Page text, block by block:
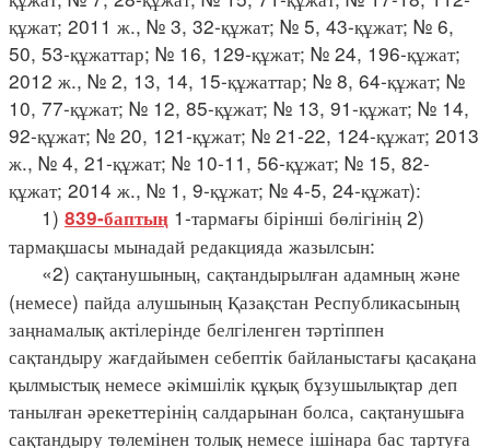
құжат; 2011 ж., № 3, 32-құжат; № 5, 43-құжат; № 6,
50, 53-құжаттар; № 16, 129-құжат; № 24, 196-құжат;
2012 ж., № 2, 13, 14, 15-құжаттар; № 8, 64-құжат; №
10, 77-құжат; № 12, 85-құжат; № 13, 91-құжат; № 14,
92-құжат; № 20, 121-құжат; № 21-22, 124-құжат; 2013
ж., № 4, 21-құжат; № 10-11, 56-құжат; № 15, 82-
құжат; 2014 ж., № 1, 9-құжат; № 4-5, 24-құжат):
1) 839-баптың 1-тармағы бірінші бөлігінің 2)
тармақшасы мынадай редакцияда жазылсын:
«2) сақтанушының, сақтандырылған адамның және
(немесе) пайда алушының Қазақстан Республикасының
заңнамалық актілерінде белгіленген тәртіппен
сақтандыру жағдайымен себептік байланыстағы қасақана
қылмыстық немесе әкімшілік құқық бұзушылықтар деп
танылған әрекеттерінің салдарынан болса, сақтанушыға
сақтандыру төлемінен толық немесе ішінара бас тартуға